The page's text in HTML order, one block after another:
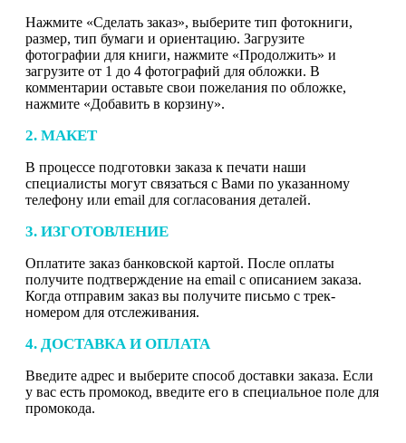
Нажмите «Сделать заказ», выберите тип фотокниги,
размер, тип бумаги и ориентацию. Загрузите
фотографии для книги, нажмите «Продолжить» и
загрузите от 1 до 4 фотографий для обложки. В
комментарии оставьте свои пожелания по обложке,
нажмите «Добавить в корзину».
2. МАКЕТ
В процессе подготовки заказа к печати наши
специалисты могут связаться с Вами по указанному
телефону или email для согласования деталей.
3. ИЗГОТОВЛЕНИЕ
Оплатите заказ банковской картой. После оплаты
получите подтверждение на email с описанием заказа.
Когда отправим заказ вы получите письмо с трек-
номером для отслеживания.
4. ДОСТАВКА И ОПЛАТА
Введите адрес и выберите способ доставки заказа. Если
у вас есть промокод, введите его в специальное поле для
промокода.